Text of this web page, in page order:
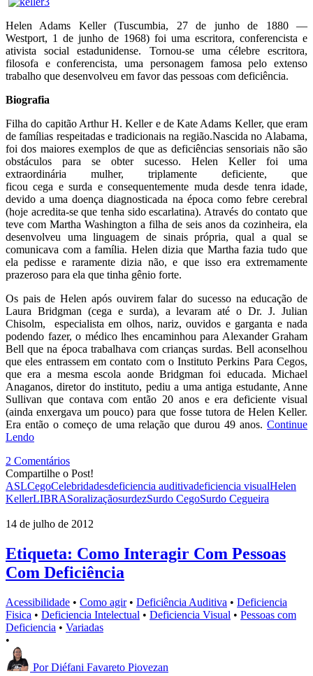
Helen Adams Keller (Tuscumbia, 27 de junhode 1880—
Westport, 1 de junho de 1968) foi uma escritora, conferencista e
ativista socialestadunidense. Tornou-se uma célebre escritora,
filosofa e conferencista, uma personagem famosa pelo extenso
trabalho que desenvolveu em favor das pessoas com deficiência.
Biografia
Filha do capitão Arthur H. Keller e de Kate Adams Keller, que eram
de famílias respeitadas e tradicionais na região.Nascida no Alabama,
foi dos maiores exemplos de que as deficiênciassensoriais não são
obstáculos para se obter sucesso. Helen Keller foi uma
extraordinária mulher, triplamente deficiente, que
ficoucega esurda e consequentemente muda desde tenra idade,
devido a uma doença diagnosticada na época como febre cerebral
(hoje acredita-se que tenha sidoescarlatina). Através do contato que
teve com Martha Washington a filha de seis anos da cozinheira, ela
desenvolveu uma linguagem de sinais própria, qual a qual se
comunicava com a família. Helen dizia que Martha fazia tudo que
ela pedisse e raramente dizia não, e que isso era extremamente
prazeroso para ela que tinha gênio forte.
Os pais de Helen após ouvirem falar do sucesso na educação de
Laura Bridgman (cega e surda), a levaram até o Dr. J. Julian
Chisolm, especialista em olhos, nariz, ouvidos e garganta e nada
podendo fazer, o médico lhes encaminhou para Alexander Graham
Bell que na época trabalhava com crianças surdas. Bell aconselhou
que eles entrassem em contato com o Instituto Perkins Para Cegos,
que era a mesma escola aonde Bridgman foi educada. Michael
Anaganos, diretor do instituto, pediu a uma antiga estudante, Anne
Sullivan que contava com então 20 anos e era deficiente visual
(ainda enxergava um pouco) para que fosse tutora de Helen Keller.
Era então o começo de uma relação que durou 49 anos. Continue
Lendo
2 Comentários
Compartilhe o Post!
ASLCegoCelebridadesdeficiencia auditivadeficiencia visualHelen
KellerLIBRASoralizaçãosurdezSurdo CegoSurdo Cegueira
14 de julho de 2012
Etiqueta: Como Interagir Com Pessoas
Com Deficiência
Acessibilidade • Como agir • Deficiência Auditiva • Deficiencia
Fisica • Deficiencia Intelectual • Deficiencia Visual • Pessoas com
Deficiencia • Variadas
•
Por Diéfani Favareto Piovezan